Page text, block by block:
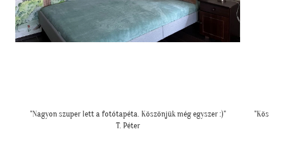
"Köszönjük a jó tanácsot! Elkészítettük a hálónk falát. Szuper lett!"
K. Melinda